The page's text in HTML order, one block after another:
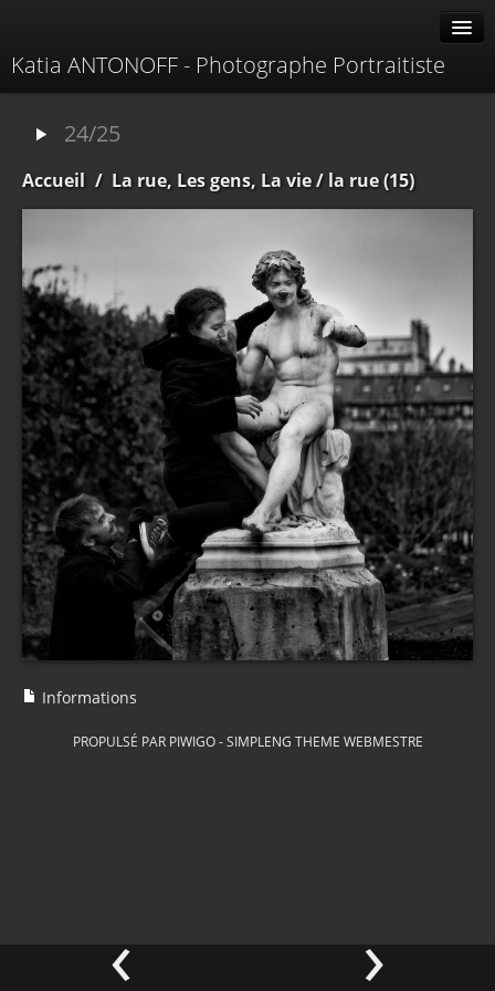
Katia ANTONOFF - Photographe Portraitiste
24/25
Accueil / La rue, Les gens, La vie/ la rue (15)
‹ ›
Informations
PROPULSÉ PAR PIWIGO-SIMPLENG THEME WEBMESTRE